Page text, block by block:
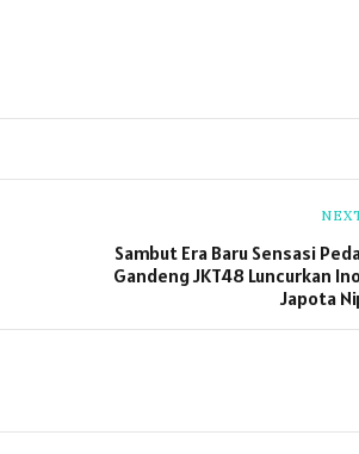
Sambut Era Baru Sensasi
Gandeng JKT48 Luncurkan
Japota